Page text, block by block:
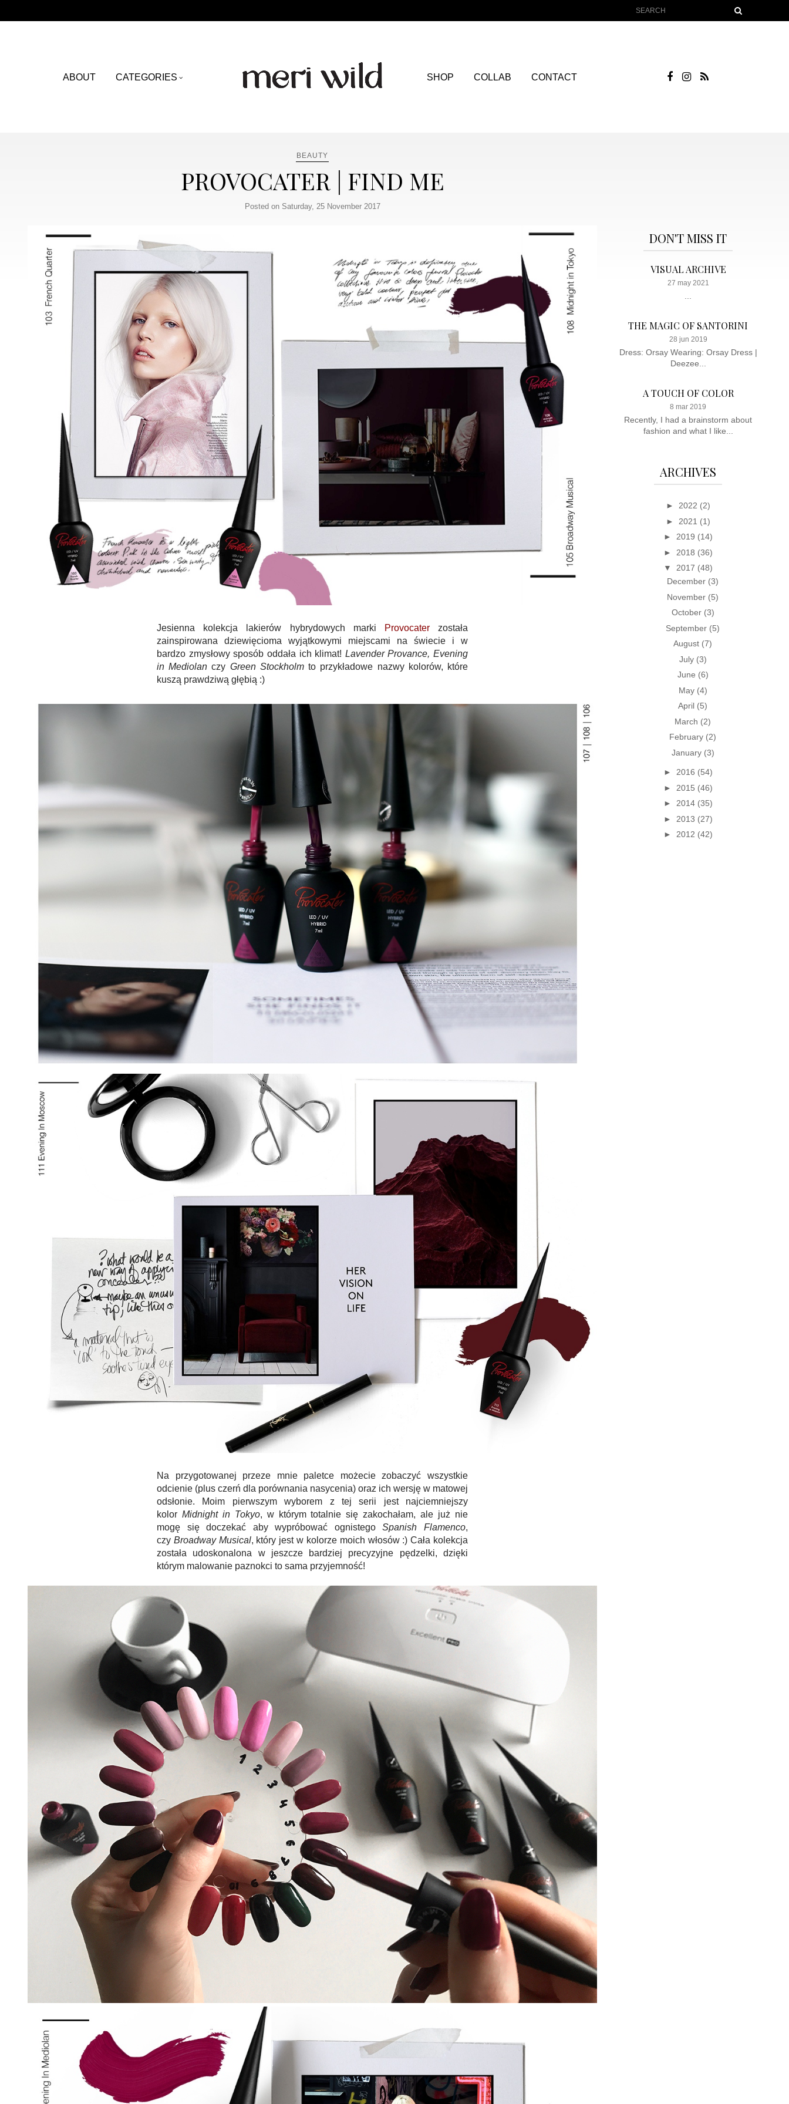
ABOUT CATEGORIES SHOP COLLAB CONTACT
BEAUTY
PROVOCATER | FIND ME
Posted on Saturday, 25 November 2017
Jesienna kolekcja lakierów hybrydowych marki Provocaterzostała
zainspirowana dziewięcioma wyjątkowymi miejscami na świecie i w
bardzo zmysłowy sposób oddała ich klimat! Lavender Provance, Evening
in Mediolan czy Green Stockholmto przykładowe nazwy kolorów, które
kuszą prawdziwą głębią :)
Na przygotowanej przeze mnie paletce możecie zobaczyć wszystkie
odcienie (plus czerń dla porównania nasycenia) oraz ich wersję w matowej
odsłonie. Moim pierwszym wyborem z tej serii jest najciemniejszy
kolor Midnight in Tokyo, w którym totalnie się zakochałam, ale już nie
mogę się doczekać aby wypróbować ognistegoSpanish Flamenco,
czy Broadway Musical, który jest w kolorze moich włosów :) Cała kolekcja
została udoskonalona w jeszcze bardziej precyzyjne pędzelki, dzięki
którym malowanie paznokci to sama przyjemność!
DON'T MISS IT
VISUAL ARCHIVE
27 may 2021
THE MAGIC OF SANTORINI
28 jun 2019
Dress: Orsay Wearing: Orsay Dress |
Deezee...
A TOUCH OF COLOR
8 mar 2019
Recently, I had a brainstorm about
fashion and what I like...
ARCHIVES
► 2022 (2)
► 2021 (1)
► 2019 (14)
► 2018 (36)
▼ 2017 (48)
December (3)
November (5)
October (3)
September (5)
August (7)
July (3)
June (6)
May (4)
April (5)
March (2)
February (2)
January (3)
► 2016 (54)
► 2015 (46)
► 2014 (35)
► 2013 (27)
► 2012 (42)